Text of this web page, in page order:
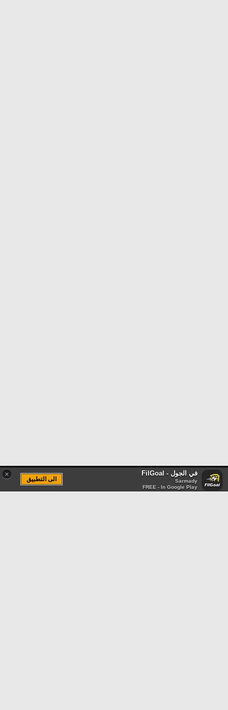
× في الجول - FilGoal
Sarmady
FREE - In Google Play
الى التطبيق